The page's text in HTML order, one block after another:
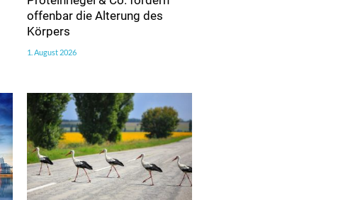
offenbar die Alterung des
Körpers
1. August 2026